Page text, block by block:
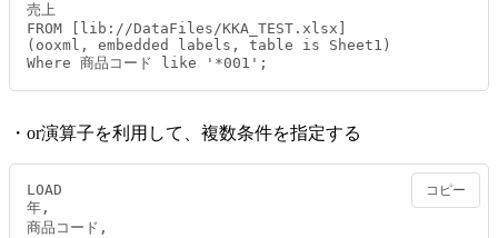
売上
FROM [lib://DataFiles/KKA_TEST.xlsx]
(ooxml, embedded labels, table is Sheet1)
Where 商品コード like '*001';
・or演算子を利用して、複数条件を指定する
LOAD
年,
商品コード,
コピー